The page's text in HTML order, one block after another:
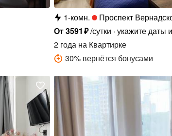
1-комн.
Проспект
От3591 ₽/сутки укажите даты
2 года на Квартирке
30% вернётся бонусами